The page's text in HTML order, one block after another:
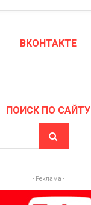
ВКОНТАКТЕ
ПОИСК ПО САЙТУ
- Реклама -